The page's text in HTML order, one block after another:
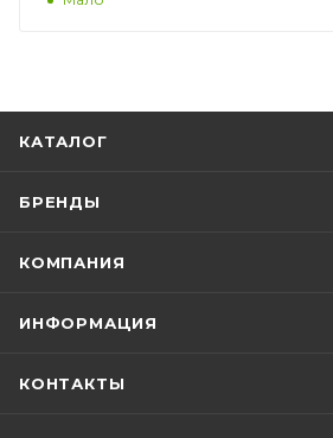
КАТАЛОГ
БРЕНДЫ
КОМПАНИЯ
ИНФОРМАЦИЯ
КОНТАКТЫ